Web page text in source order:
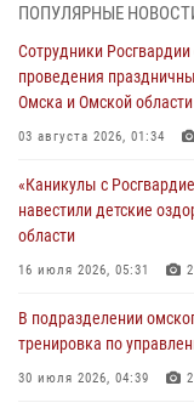
тренировка по
30 июля 2026, 04:39
Росгвардия обеспечила
29 июля 2026, 01:49
Росгвардейцы приняли
Руси в Омске
При содействии
миграционного
ПОПУЛЯРНЫЕ
Сотрудники
проведения
Омска и Омской области
03 августа 2026, 01:34
«Каникулы с
навестили детские
области
16 июля 2026, 05:31 2
В подразделении
тренировка по
30 июля 2026, 04:39 2